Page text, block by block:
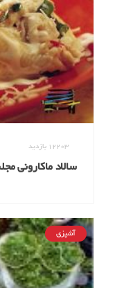
12203 بازدید
سالاد ماکارونی
آشپزی